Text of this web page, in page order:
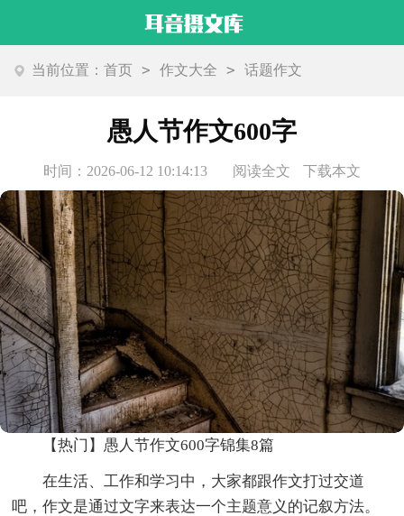
当前位置：首页 > 作文大全 > 话题作文
愚人节作文600字
时间：2026-06-12 10:14:13 阅读全文 下载本文
【热门】愚人节作文600字锦集8篇
在生活、工作和学习中，大家都跟作文打过交道
吧，作文是通过文字来表达一个主题意义的记叙方法。